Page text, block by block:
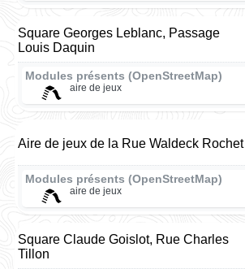
Square Georges Leblanc, Passage
Louis Daquin
Modules présents (OpenStreetMap)
aire de jeux
Aire de jeux de la Rue Waldeck Rochet
Modules présents (OpenStreetMap)
aire de jeux
Square Claude Goislot, Rue Charles
Tillon